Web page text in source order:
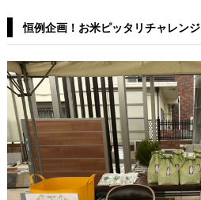
恒例企画！お米ピッタリチャレンジ